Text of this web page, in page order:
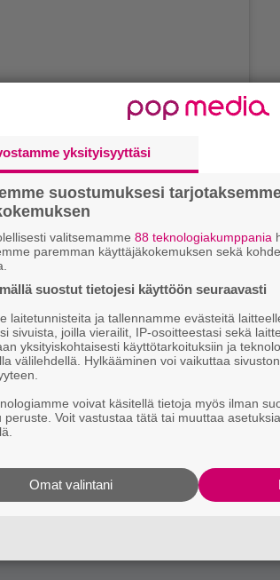
Instagramissa
yksityisyyttäsi
suostumuksesi
valitsemamme 88 teknologiakumppania
paremman käyttäjäkokemuksen sekä
suostut tietojesi käyttöön seuraavasti
laitetunnisteita ja tallennamme evästeitä
sivuista, joilla vierailit, IP-osoitteestasi sekä
yksityiskohtaisesti käyttötarkoituksiin ja
välilehdellä. Hylkääminen voi vaikuttaa
voivat käsitellä tietoja myös ilman
peruste. Voit vastustaa tätä tai muuttaa
Omat valintani